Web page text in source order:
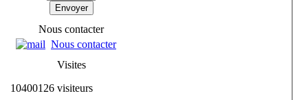
Envoyer
Nous contacter
Nous contacter
Visites
10400126 visiteurs